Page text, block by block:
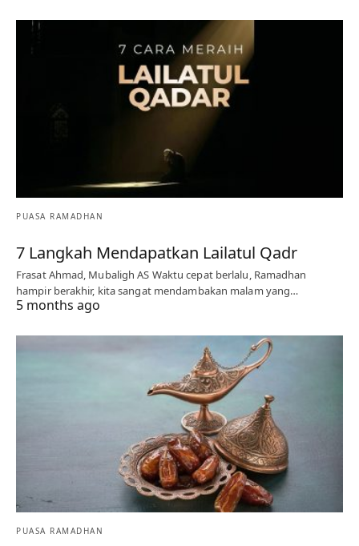
PUASA RAMADHAN
7 Langkah Mendapatkan Lailatul Qadr
Frasat Ahmad, Mubaligh AS Waktu cepat berlalu, Ramadhan
hampir berakhir, kita sangat mendambakan malam yang…
5 months ago
PUASA RAMADHAN